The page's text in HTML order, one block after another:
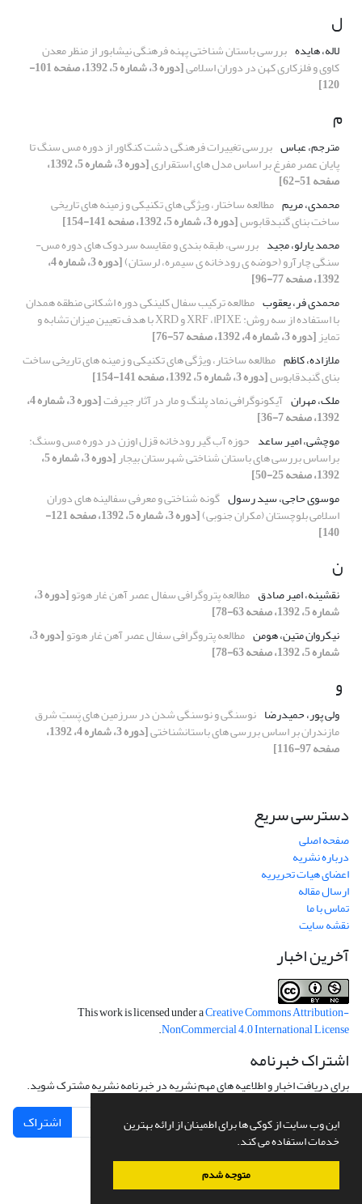
این وب سایت از کوکی ها برای اطمینان از ارائه بهترین
خدمات استفاده می کند.
متوجه شدم
ل
لاله، هایده بررسی باستان شناختی پهنه فرهنگی نیشابور از منظر معدن
کاوی و فلزکاری کهن در دوران اسلامی [دوره 3، شماره 5، 1392، صفحه 101-
120]
م
مترجم، عباس بررسی تغییرات فرهنگی دشت کنگاور از دوره مس سنگ تا
پایان عصر مفرغ بر اساس مدل های استقراری [دوره 3، شماره 5، 1392،
صفحه 51-62]
محمدی، مریم مطالعه ساختار، ویژگی های تکنیکی و زمینه های تاریخی
ساخت بنای گنبدقابوس[دوره 3، شماره 5، 1392، صفحه 141-154]
محمد یارلو، مجید بررسی، طبقه بندی و مقایسه سردوک های دوره مس-
سنگی چارآرو (حوضه ی رودخانه ی سیمره، لرستان) [دوره 3، شماره 4،
1392، صفحه 77-96]
محمدی فر، یعقوب مطالعه ترکیب سفال کلینکی دوره اشکانی منطقه همدان
با استفاده از سه روش: PIXEا، XRF و XRD با هدف تعیین میزان تشابه و
تمایز[دوره 3، شماره 4، 1392، صفحه 57-76]
ملازاده، کاظم مطالعه ساختار، ویژگی های تکنیکی و زمینه های تاریخی ساخت
بنای گنبدقابوس[دوره 3، شماره 5، 1392، صفحه 141-154]
ملک، مهران آیکونوگرافی نماد پلنگ و مار در آثار جیرفت [دوره 3، شماره 4،
1392، صفحه 7-36]
موچشی، امیر ساعد حوزه آب گیر رودخانه قزل اوزن در دوره مس وسنگ:
براساس بررسی های باستان شناختی شهرستان بیجار [دوره 3، شماره 5،
1392، صفحه 25-50]
موسوی حاجی، سید رسول گونه شناختی و معرفی سفالینه های دوران
اسلامی بلوچستان (مکران جنوبی) [دوره 3، شماره 5، 1392، صفحه 121-
140]
ن
نقشینه، امیر صادق مطالعه پتروگرافی سفال عصر آهن غار هوتو [دوره 3،
شماره 5، 1392، صفحه 63-78]
نیکروان متین، هومن مطالعه پتروگرافی سفال عصر آهن غار هوتو [دوره 3،
شماره 5، 1392، صفحه 63-78]
و
ولی پور، حمیدرضا نوسنگی و نوسنگی شدن در سرزمین های پَستِ شرق
مازندران بر اساس بررسی های باستانشناختی [دوره 3، شماره 4، 1392،
صفحه 97-116]
دسترسی سریع
صفحه اصلی
درباره نشریه
اعضای هیات تحریریه
ارسال مقاله
تماس با ما
نقشه سایت
آخرین اخبار
This work is licensed under aCreative Commons Attribution-
NonCommercial 4.0 International License
.
اشتراک خبرنامه
برای دریافت اخبار و اطلاعیه های مهم نشریه در خبرنامه نشریه مشترک شوید.
اشتراک
سامانه مدیریت نشریات علمی.طراحی و پیاده سازی ازسیناوب